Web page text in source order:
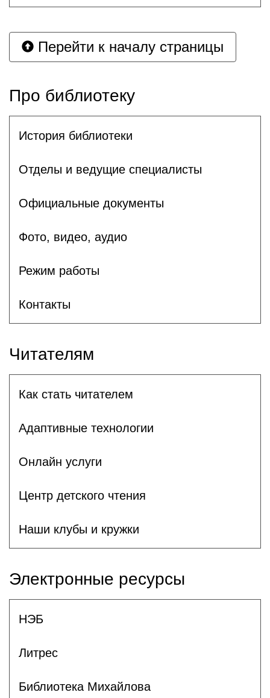
Перейти к началу страницы
Про библиотеку
История библиотеки
Отделы и ведущие специалисты
Официальные документы
Фото, видео, аудио
Режим работы
Контакты
Читателям
Как стать читателем
Адаптивные технологии
Онлайн услуги
Центр детского чтения
Наши клубы и кружки
Электронные ресурсы
НЭБ
Литрес
Библиотека Михайлова